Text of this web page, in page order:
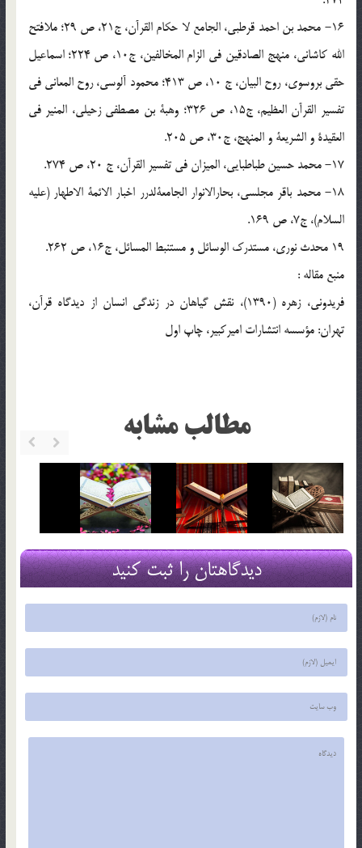
16- محمد بن احمد قرطبی، الجامع لا حکام القرآن، ج21، ص 29؛ ملافتح
الله کاشانی، منهج الصادقین فی الزام المخالفین، ج10، ص 224؛ اسماعیل
حقی بروسوی، روح البیان، ج 10، ص 413؛ محمود آلوسی، روح المعانی فی
تفسیر القرآن العظیم، ج15، ص 326؛ وهبة بن مصطفی زحیلی، المنیر فی
العقیدة و الشریعة و المنهج، ج30، ص 205.
17- محمد حسین طباطبایی، المیزان فی تفسیر القرآن، ج 20، ص 274.
18- محمد باقر مجلسی، بحارالانوار الجامعةلدرر اخبار الائمة الاطهار (علیه
السلام)، ج7، ص 169.
19 محدث نوری، مستدرک الوسائل و مستنبط المسائل، ج16، ص 262.
منبع مقاله :
فریدونی، زهره (1390)، نقش گیاهان در زندگی انسان از دیدگاه قرآن،
تهران: مؤسسه انتشارات امیرکبیر، چاپ اول
مطالب مشابه
دیدگاهتان را ثبت کنید